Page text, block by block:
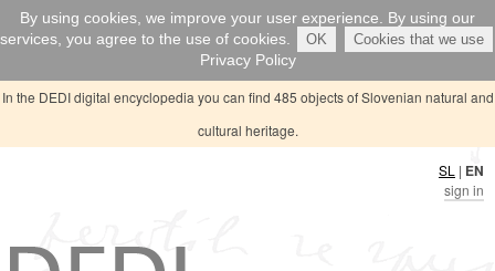
By using cookies, we improve your user experience. By using our
services, you agree to the use of cookies.
OK Cookies that we use
Privacy Policy
In the DEDI digital encyclopedia you can find 485 objects of Slovenian natural and
cultural heritage.
SL | EN
sign in